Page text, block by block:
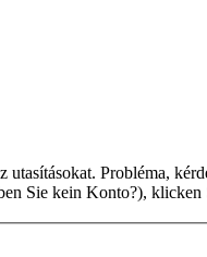
Probléma,
Sie kein Konto?),